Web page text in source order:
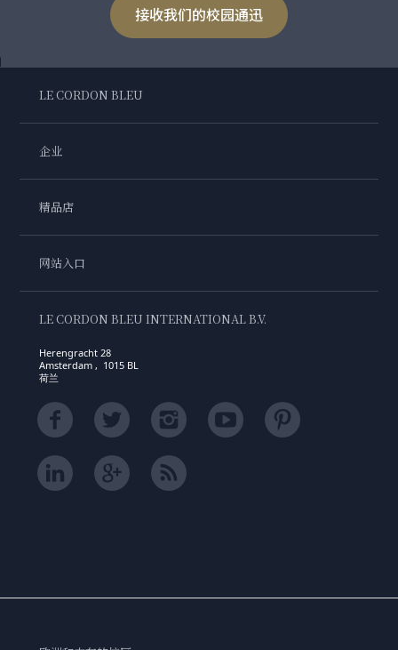
接收我们的校园通迅
LE CORDON BLEU
企业
精品店
网站入口
LE CORDON BLEU INTERNATIONAL B.V.
Herengracht 28
Amsterdam , 1015 BL
荷兰